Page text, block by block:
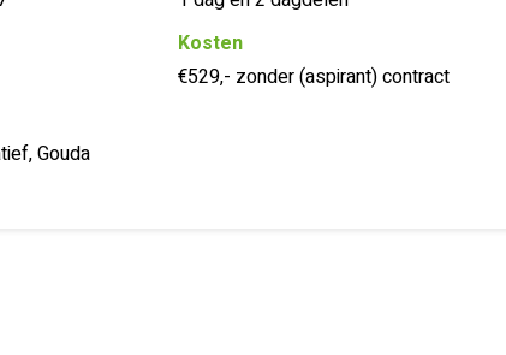
Kosten
€529,- zonder (aspirant) contract
Gouda